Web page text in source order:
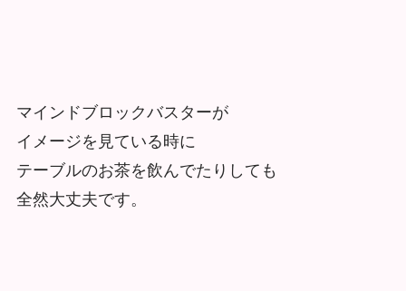
マインドブロックバスターが
イメージを見ている時に
テーブルのお茶を飲んでたりしても
全然大丈夫です。